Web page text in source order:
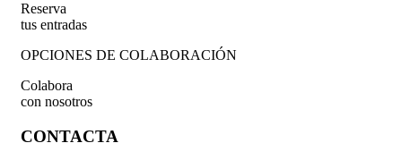
Reserva
tus entradas
OPCIONES DE COLABORACIÓN
Colabora
con nosotros
CONTACTA